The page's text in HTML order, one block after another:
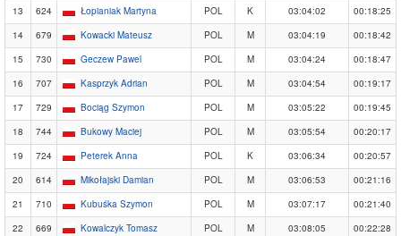
13
624 Łopianiak Martyna POL K 03:04:02
00:18:25
14
679 Kowacki Mateusz POL M 03:04:19
00:18:42
15
730 Geczew Pawel POL M 03:04:24
00:18:47
16
707 Kasprzyk Adrian POL M 03:04:54
00:19:17
17
729 Bociąg Szymon POL M 03:05:22
00:19:45
18
744 Bukowy Maciej POL M 03:05:54
00:20:17
19
724 Peterek Anna POL K 03:06:34
00:20:57
20
614 Mikołajski Damian POL M 03:06:53
00:21:16
21
710 Kubuśka Szymon POL M 03:07:17
00:21:40
22
669 Kowalczyk Tomasz POL M 03:08:05
00:22:28